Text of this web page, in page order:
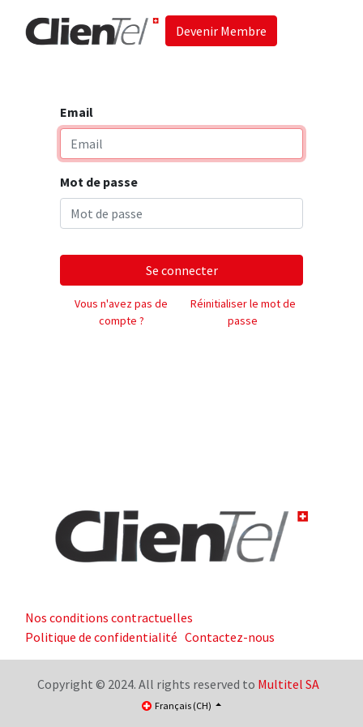
Devenir Membre
Email
Mot de passe
Se connecter
Vous n'avez pas de
compte ?
Réinitialiser le mot de
passe
Nos conditions contractuelles
Politique de confidentialité Contactez-nous
Copyright © 2024. All rights reserved to Multitel SA
Français (CH)